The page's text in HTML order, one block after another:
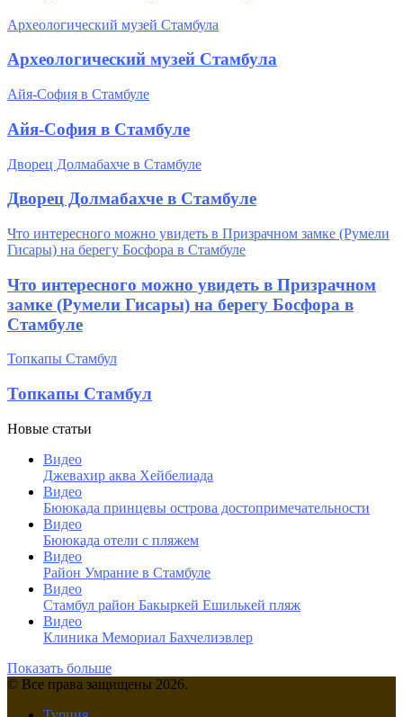
Археологический музей Стамбула
Археологический музей Стамбула
Айя-София в Стамбуле
Айя-София в Стамбуле
Дворец Долмабахче в Стамбуле
Дворец Долмабахче в Стамбуле
Что интересного можно увидеть в Призрачном замке (Румели
Гисары) на берегу Босфора в Стамбуле
Что интересного можно увидеть в Призрачном
замке (Румели Гисары) на берегу Босфора в
Стамбуле
Топкапы Стамбул
Топкапы Стамбул
Новые статьи
Видео
Джевахир аква Хейбелиада
Видео
Бююкада принцевы острова достопримечательности
Видео
Бююкада отели с пляжем
Видео
Район Умрание в Стамбуле
Видео
Cтамбул район Бакыркей Ешилькей пляж
Видео
Клиника Мемориал Бахчелиэвлер
Показать больше
© Все права защищены 2026.